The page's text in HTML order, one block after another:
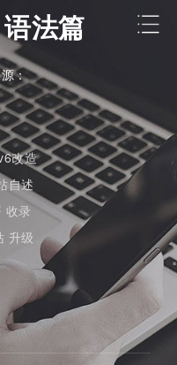
法篇
：
改造
自述
收录
升级